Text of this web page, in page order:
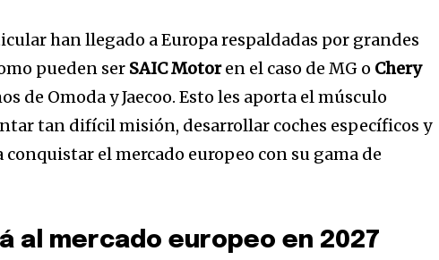
han llegado a Europa respaldadas por grandes
pueden ser SAIC Motoren el caso de MG o Chery
de Omoda y Jaecoo. Esto les aporta el músculo
tan difícil misión, desarrollar coches específicos y
conquistar el mercado europeo con su gama de
al mercado europeo en 2027